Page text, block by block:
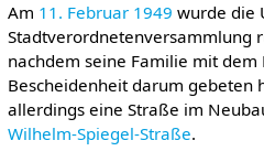
Am 11. Februar 1949 wurde die
Stadtverordnetenversammlung
nachdem seine Familie mit
Bescheidenheit darum gebeten
allerdings eine Straße im
Wilhelm-Spiegel-Straße.